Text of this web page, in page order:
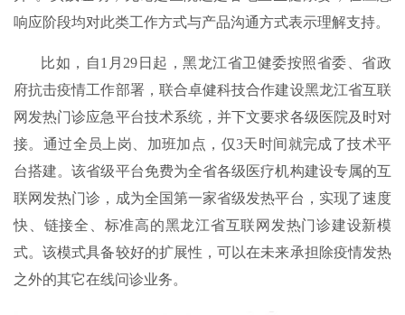
响应阶段均对此类工作方式与产品沟通方式表示理解支持。
比如，自1月29日起，黑龙江省卫健委按照省委、省政
府抗击疫情工作部署，联合卓健科技合作建设黑龙江省互联
网发热门诊应急平台技术系统，并下文要求各级医院及时对
接。通过全员上岗、加班加点，仅3天时间就完成了技术平
台搭建。该省级平台免费为全省各级医疗机构建设专属的互
联网发热门诊，成为全国第一家省级发热平台，实现了速度
快、链接全、标准高的黑龙江省互联网发热门诊建设新模
式。该模式具备较好的扩展性，可以在未来承担除疫情发热
之外的其它在线问诊业务。